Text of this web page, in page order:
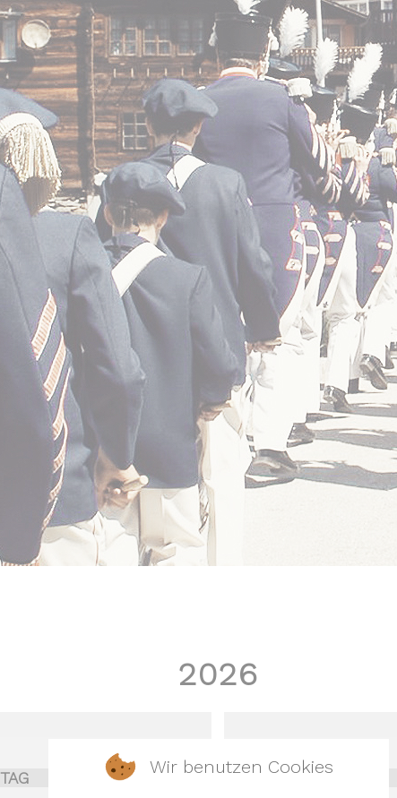
2026
TAG
ZEIT
TAG EVENT
Wir benutzen Cookies